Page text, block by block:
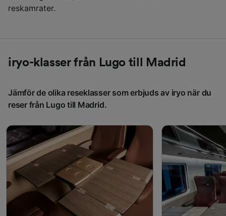
reskamrater.
iryo-klasser från Lugo till Madrid
Jämför de olika reseklasser som erbjuds av iryo när du
reser från Lugo till Madrid.